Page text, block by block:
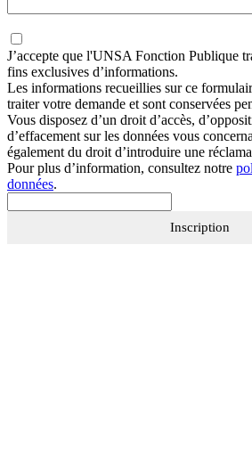
J’accepte que l'UNSA Fonction Publique
fins exclusives d’informations.
Les informations recueillies sur ce
traiter votre demande et sont conservées
Vous disposez d’un droit d’accès,
d’effacement sur les données vous
également du droit d’introduire une
Pour plus d’information, consultez notre
données.
Inscription